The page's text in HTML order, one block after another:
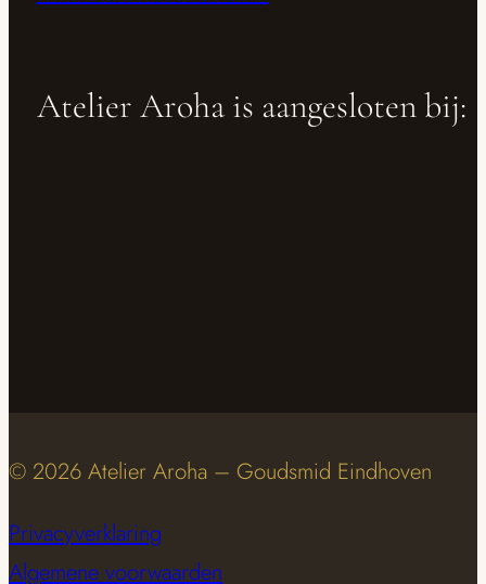
Atelier Aroha is aangesloten bij:
© 2026 Atelier Aroha – Goudsmid Eindhoven
Privacyverklaring
Algemene voorwaarden